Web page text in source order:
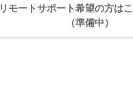
リモートサポート希望の
（準備中）